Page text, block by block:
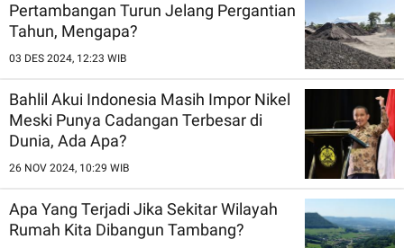
Pertambangan Turun Jelang Pergantian
Tahun, Mengapa?
03 DES 2024, 12:23 WIB
Bahlil Akui Indonesia Masih Impor Nikel
Meski Punya Cadangan Terbesar di
Dunia, Ada Apa?
26 NOV 2024, 10:29 WIB
Apa Yang Terjadi Jika Sekitar Wilayah
Rumah Kita Dibangun Tambang?